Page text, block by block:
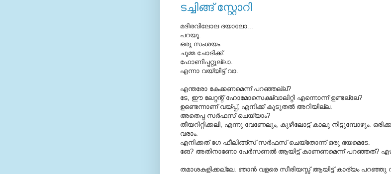
ടച്ചിങ്ങ് സ്റ്റോറി
മദിരവിലോല ദയാലോ...
പറയൂ.
ഒരു സംശയം
ചുമ്മ ചോദിക്ക്.
ഫോണിപ്പറ്റൂല്ലാ.
എന്നാ വയ്യിട്ട് വാ.
എന്തരോ കേക്കണമെന്ന് പറഞ്ഞല്ല്?
ടേ, ഈ ലേറ്റന്റ് ഹോമോസെക്ഷ്വാലിറ്റി എന്നൊന്ന് ഉണ്ടല്ലേ?
ഉണ്ടെന്നാണ്‌ വയ്പ്പ്, എനിക്ക് കൂടുതല്‍ അറിയില്ല.
അതെപ്പ സര്‍ഫസ് ചെയ്യാം?
തീയറിറ്റിക്കലി, എന്നു വേണേലും, കുഴീലോട്ട് കാലു നീട്ടുമ്പോഴും.
വരാം.
എനിക്കത് ഗേ ഫീലിങ്ങ്സ് സര്‍ഫസ് ചെയ്തോന്ന് ഒരു ഭയമെടേ.
ങേ? അതിനാണോ പേര്‍സണല്‍ ആയിട്ട് കാണണമെന്ന് പറഞ്ഞത്? എഴിച്ച്
തമാശകളിക്കല്ലേ. ഞാന്‍ വളരെ സീരിയസ്സ് ആയിട്ട് കാര്യം പറഞ്ഞു